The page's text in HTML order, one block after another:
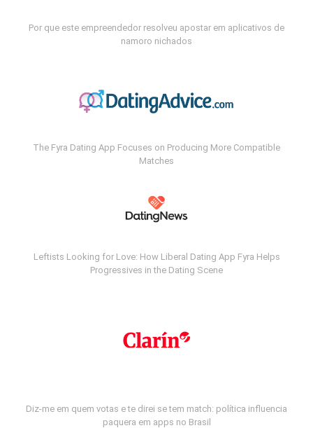
Por que este empreendedor resolveu apostar em aplicativos de
namoro nichados
The Fyra Dating App Focuses on Producing More Compatible
Matches
Leftists Looking for Love: How Liberal Dating App Fyra Helps
Progressives in the Dating Scene
Diz-me em quem votas e te direi se tem match: política influencia
paquera em apps no Brasil